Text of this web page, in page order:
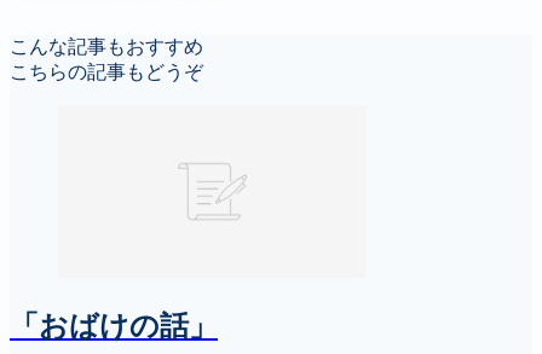
こんな記事もおすすめ
こちらの記事もどうぞ
「おばけの話」